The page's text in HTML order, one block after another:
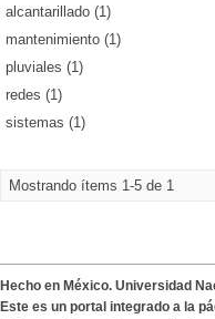
alcantarillado (1)
mantenimiento (1)
pluviales (1)
redes (1)
sistemas (1)
Mostrando ítems 1-5 de 1
Hecho en México. Universidad
Este es un portal integrado a la